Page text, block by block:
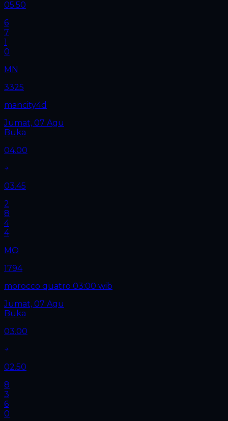
05.50
6
7
1
0
MN
3325
mancity4d
Jumat, 07 Agu
Buka
04.00
03.45
2
8
4
4
MO
1794
morocco quatro 03:00 wib
Jumat, 07 Agu
Buka
03.00
02.50
8
3
6
0